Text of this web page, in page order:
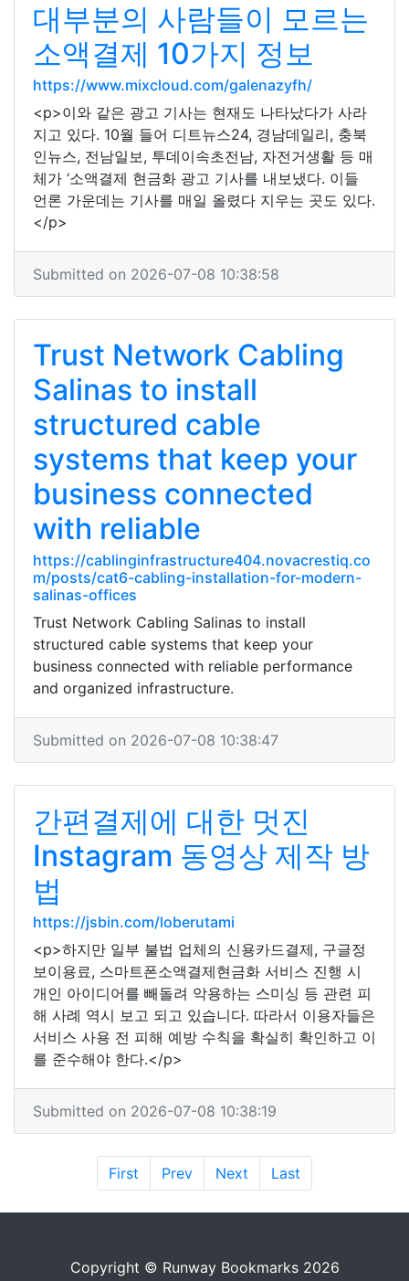
대부분의 사람들이 모르는
소액결제 10가지 정보
https://www.mixcloud.com/galenazyfh/
<p>이와 같은 광고 기사는 현재도 나타났다가 사라
지고 있다. 10월 들어 디트뉴스24, 경남데일리, 충북
인뉴스, 전남일보, 투데이속초전남, 자전거생활 등 매
체가 ‘소액결제 현금화 광고 기사를 내보냈다. 이들
언론 가운데는 기사를 매일 올렸다 지우는 곳도 있다.
</p>
Submitted on 2026-07-08 10:38:58
Trust Network Cabling
Salinas to install
structured cable
systems that keep your
business connected
with reliable
https://cablinginfrastructure404.novacrestiq.co
m/posts/cat6-cabling-installation-for-modern-
salinas-offices
Trust Network Cabling Salinas to install
structured cable systems that keep your
business connected with reliable performance
and organized infrastructure.
Submitted on 2026-07-08 10:38:47
간편결제에 대한 멋진
Instagram 동영상 제작 방
법
https://jsbin.com/loberutami
<p>하지만 일부 불법 업체의 신용카드결제, 구글정
보이용료, 스마트폰소액결제현금화 서비스 진행 시
개인 아이디어를 빼돌려 악용하는 스미싱 등 관련 피
해 사례 역시 보고 되고 있습니다. 따라서 이용자들은
서비스 사용 전 피해 예방 수칙을 확실히 확인하고 이
를 준수해야 한다.</p>
Submitted on 2026-07-08 10:38:19
First Prev Next Last
Copyright © Runway Bookmarks 2026